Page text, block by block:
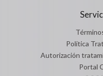
Política
Autorización
Portal